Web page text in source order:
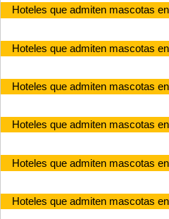
Hoteles que admiten mascotas
Hoteles que admiten mascotas
Hoteles que admiten mascotas
Hoteles que admiten mascotas
Hoteles que admiten mascotas
Hoteles que admiten mascotas